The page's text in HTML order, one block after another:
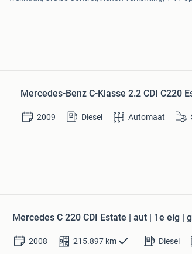
Mercedes-Benz C-Klasse 2.2 CDI C220
2009 Diesel Automaat
Mercedes C 220 CDI Estate | aut | 1e eig |
2008 215.897 km Diesel